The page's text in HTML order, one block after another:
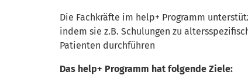
Die Fachkräfte im help+ Programm
indem sie z.B. Schulungen zu
Patienten durchführen
Das help+ Programm hat folgende Ziele: